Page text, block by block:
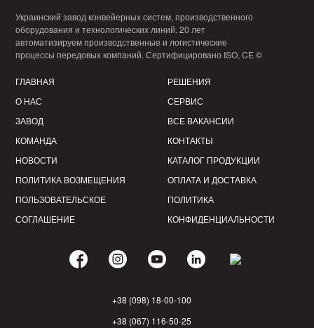
Украинский завод конвейерных систем, производственного
оборудования и технологических линий. 20 лет
автоматизируем производственные и логистические
процессы передовых компаний. Сертифицировано ISO, CE ©
ГЛАВНАЯ
О НАС
ЗАВОД
КОМАНДА
НОВОСТИ
ПОЛИТИКА ВОЗМЕЩЕНИЯ
ПОЛЬЗОВАТЕЛЬСКОЕ
СОГЛАШЕНИЕ
РЕШЕНИЯ
СЕРВИС
ВСЕ ВАКАНСИИ
КОНТАКТЫ
КАТАЛОГ ПРОДУКЦИИ
ОПЛАТА И ДОСТАВКА
ПОЛИТИКА
КОНФИДЕНЦИАЛЬНОСТИ
+38 (098) 18-00-100
+38 (067) 116-50-25